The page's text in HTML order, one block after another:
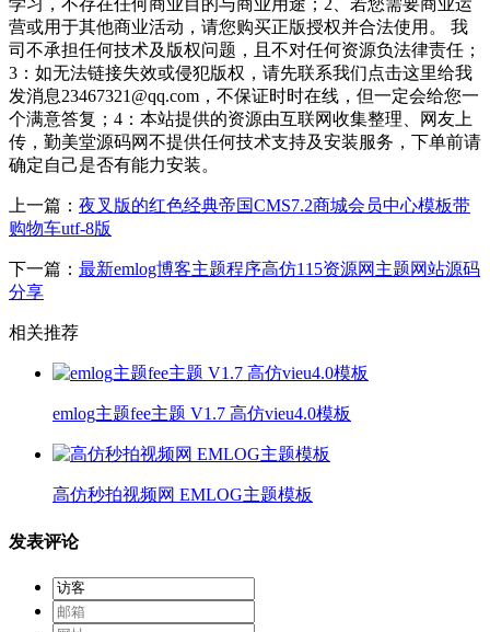
学习，不存在任何商业目的与商业用途；2、若您需要商业运
营或用于其他商业活动，请您购买正版授权并合法使用。 我
司不承担任何技术及版权问题，且不对任何资源负法律责任；
3：如无法链接失效或侵犯版权，请先联系我们点击这里给我
发消息23467321@qq.com，不保证时时在线，但一定会给您一
个满意答复；4：本站提供的资源由互联网收集整理、网友上
传，勤美堂源码网不提供任何技术支持及安装服务，下单前请
确定自己是否有能力安装。
上一篇： 夜叉版的红色经典帝国CMS7.2商城会员中心模板带
购物车utf-8版
下一篇： 最新emlog博客主题程序高仿115资源网主题网站源码
分享
相关推荐
emlog主题fee主题 V1.7 高仿vieu4.0模板
高仿秒拍视频网 EMLOG主题模板
发表评论